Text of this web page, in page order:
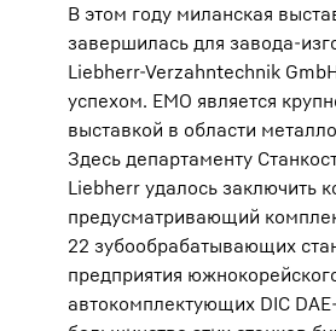
В этом году миланская
завершилась для завода-
Liebherr-Verzahntechnik
успехом. EMO является
выставкой в области
Здесь департаменту
Liebherr удалось заключить
предусматривающий
22 зубообрабатывающих
предприятия
автокомплектующих DIC